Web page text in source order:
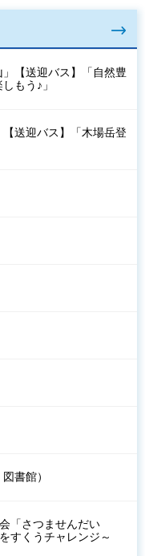
【送迎バス】「自然豊
もう♪」
送迎バス】「木場岳登
書館）
「さつませんだい
すくうチャレンジ～